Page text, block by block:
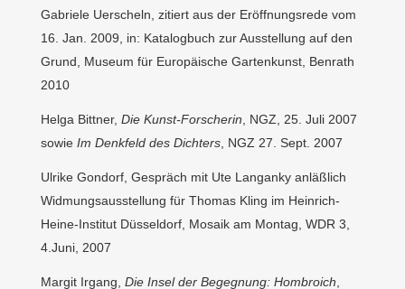
Gabriele Uerscheln, zitiert aus der Eröffnungsrede vom
16. Jan. 2009, in: Katalogbuch zur Ausstellung auf den
Grund, Museum für Europäische Gartenkunst, Benrath
2010
Helga Bittner, Die Kunst-Forscherin , NGZ, 25. Juli 2007
sowie Im Denkfeld des Dichters, NGZ 27. Sept. 2007
Ulrike Gondorf, Gespräch mit Ute Langanky anläßlich
Widmungsausstellung für Thomas Kling im Heinrich-
Heine-Institut Düsseldorf, Mosaik am Montag, WDR 3,
4.Juni, 2007
Margit Irgang, Die Insel der Begegnung: Hombroich